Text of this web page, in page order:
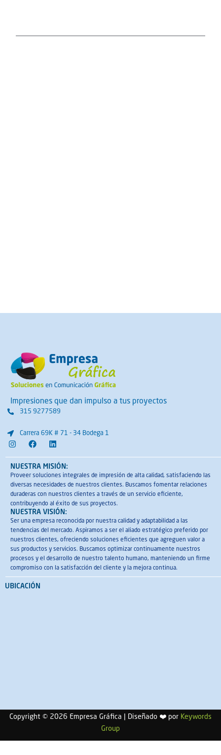
Impresiones que dan impulso a tus proyectos
315 9277589
Carrera 69K # 71 - 34 Bodega 1
I
n
s
t
a
g
r
a
m
F
a
c
e
b
o
o
k
L
i
n
k
e
d
i
n
NUESTRA MISIÓN:
Proveer soluciones integrales de impresión de alta calidad, satisfaciendo las
diversas necesidades de nuestros clientes. Buscamos fomentar relaciones
duraderas con nuestros clientes a través de un servicio eficiente,
contribuyendo al éxito de sus proyectos.
NUESTRA VISIÓN:
Ser una empresa reconocida por nuestra calidad y adaptabilidad a las
tendencias del mercado. Aspiramos a ser el aliado estratégico preferido por
nuestros clientes, ofreciendo soluciones eficientes que agreguen valor a
sus productos y servicios. Buscamos optimizar continuamente nuestros
procesos y el desarrollo de nuestro talento humano, manteniendo un firme
compromiso con la satisfacción del cliente y la mejora continua.
UBICACIÓN
Copyright © 2026 Empresa Gráfica | Diseñado ❤️ por Keywords
Group